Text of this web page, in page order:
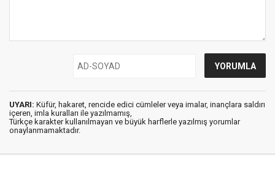
UYARI: Küfür, hakaret, rencide edici cümleler veya imalar, inançlara saldırı
içeren, imla kuralları ile yazılmamış,
Türkçe karakter kullanılmayan ve büyük harflerle yazılmış yorumlar
onaylanmamaktadır.